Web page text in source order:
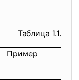
Таблица 1.1.
Пример